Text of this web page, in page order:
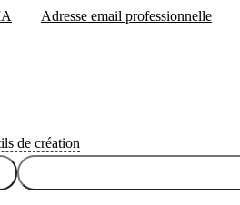
Adresse email professionnelle
de création